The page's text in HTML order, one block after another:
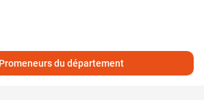
du département